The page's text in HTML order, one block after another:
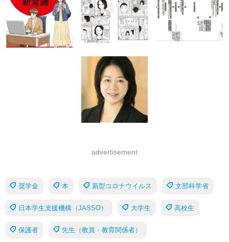
advertisement
奨学金 本 新型コロナウイルス 文部科学省
日本学生支援機構（JASSO） 大学生 高校生
保護者 先生（教員・教育関係者）